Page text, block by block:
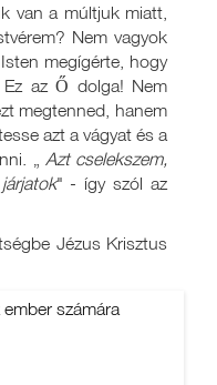
van a múltjuk miatt,
Nem vagyok
megígérte, hogy
az Ő dolga! Nem
megtenned, hanem
azt a vágyat és a
„ Azt cselekszem,
" - így szól az
Jézus Krisztus
számára